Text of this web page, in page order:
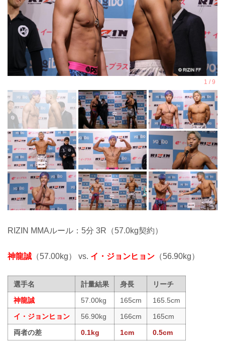
RIZIN MMAルール：5分 3R（57.0kg契約）
神龍誠 （57.00kg） vs. イ・ジョンヒョン （56.90kg）
選手名 計量結果 身長
リーチ
神龍誠
57.00kg 165cm
165.5cm
イ・ジョンヒョン
56.90kg 166cm
165cm
両者の差
0.1kg 1cm 0.5cm